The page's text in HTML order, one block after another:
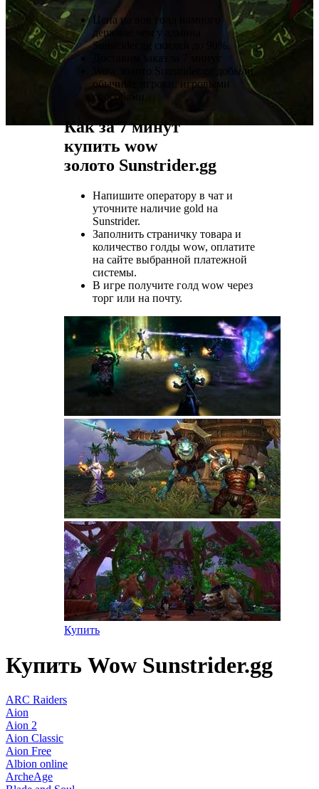
Цена на вов голд намного
дешевле чем у админа
Sunstrider.gg скидки до 90%.
Доставим заказ за 7 минут
Wow золото Sunstrider.gg добыли
обычные игроки, игровыми
способами.
Как за 7 минут
купить wow
золото Sunstrider.gg
Напишите оператору в чат и
уточните наличие gold на
Sunstrider.
Заполнить страничку товара и
количество голды wow, оплатите
на сайте выбранной платежной
системы.
В игре получите голд wow через
торг или на почту.
Купить
Купить Wow Sunstrider.gg
ARC Raiders
Aion
Aion 2
Aion Classic
Aion Free
Albion online
ArcheAge